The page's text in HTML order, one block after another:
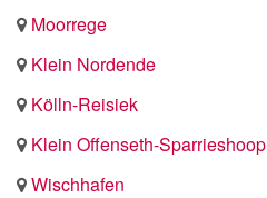
Moorrege
Klein Nordende
Kölln-Reisiek
Klein Offenseth-Sparrieshoop
Wischhafen